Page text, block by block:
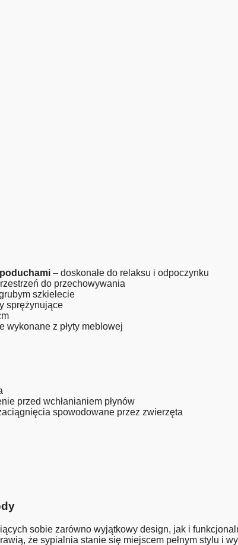
– doskonałe do relaksu i odpoczynku
do przechowywania
szkielecie
sprężynujące
wykonane z płyty meblowej
przed wchłanianiem płynów
spowodowane przez zwierzęta
sobie zarówno wyjątkowy design, jak i
że sypialnia stanie się miejscem pełnym stylu i